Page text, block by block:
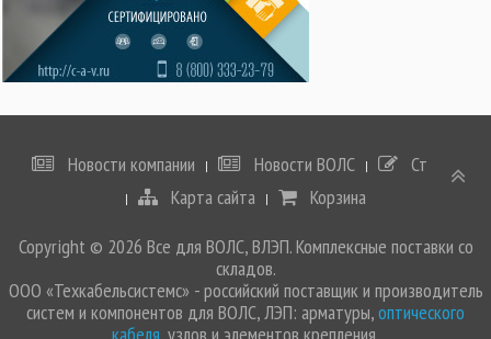
Новости компании Новости ВОЛС
Статьи
Карта сайта
Корзина
Copyright © 2026 Все для ВОЛС, ВЛЭП. Комплексные поставки со
складов.
ООО «Техкабельсистемс» - российский поставщик и производитель
систем и компонентов для ВОЛС, ЛЭП: арматуры,оптического